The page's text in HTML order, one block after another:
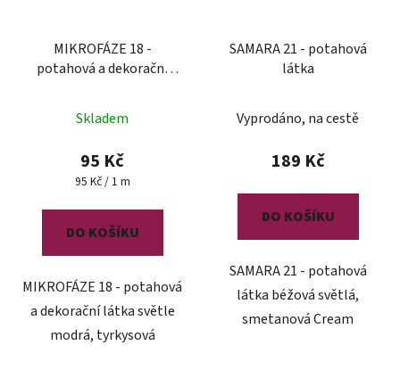
MIKROFÁZE 18 -
potahová a dekorační
Skladem
95 Kč
Měrná
95 Kč / 1 m
DO KOŠÍKU
MIKROFÁZE 18 - potahová
a dekorační látka světle
modrá, tyrkysová
SAMARA 21 - potahová
látka
Vyprodáno, na cestě
189 Kč
DO KOŠÍKU
SAMARA 21 - potahová
látka béžová světlá,
smetanová Cream